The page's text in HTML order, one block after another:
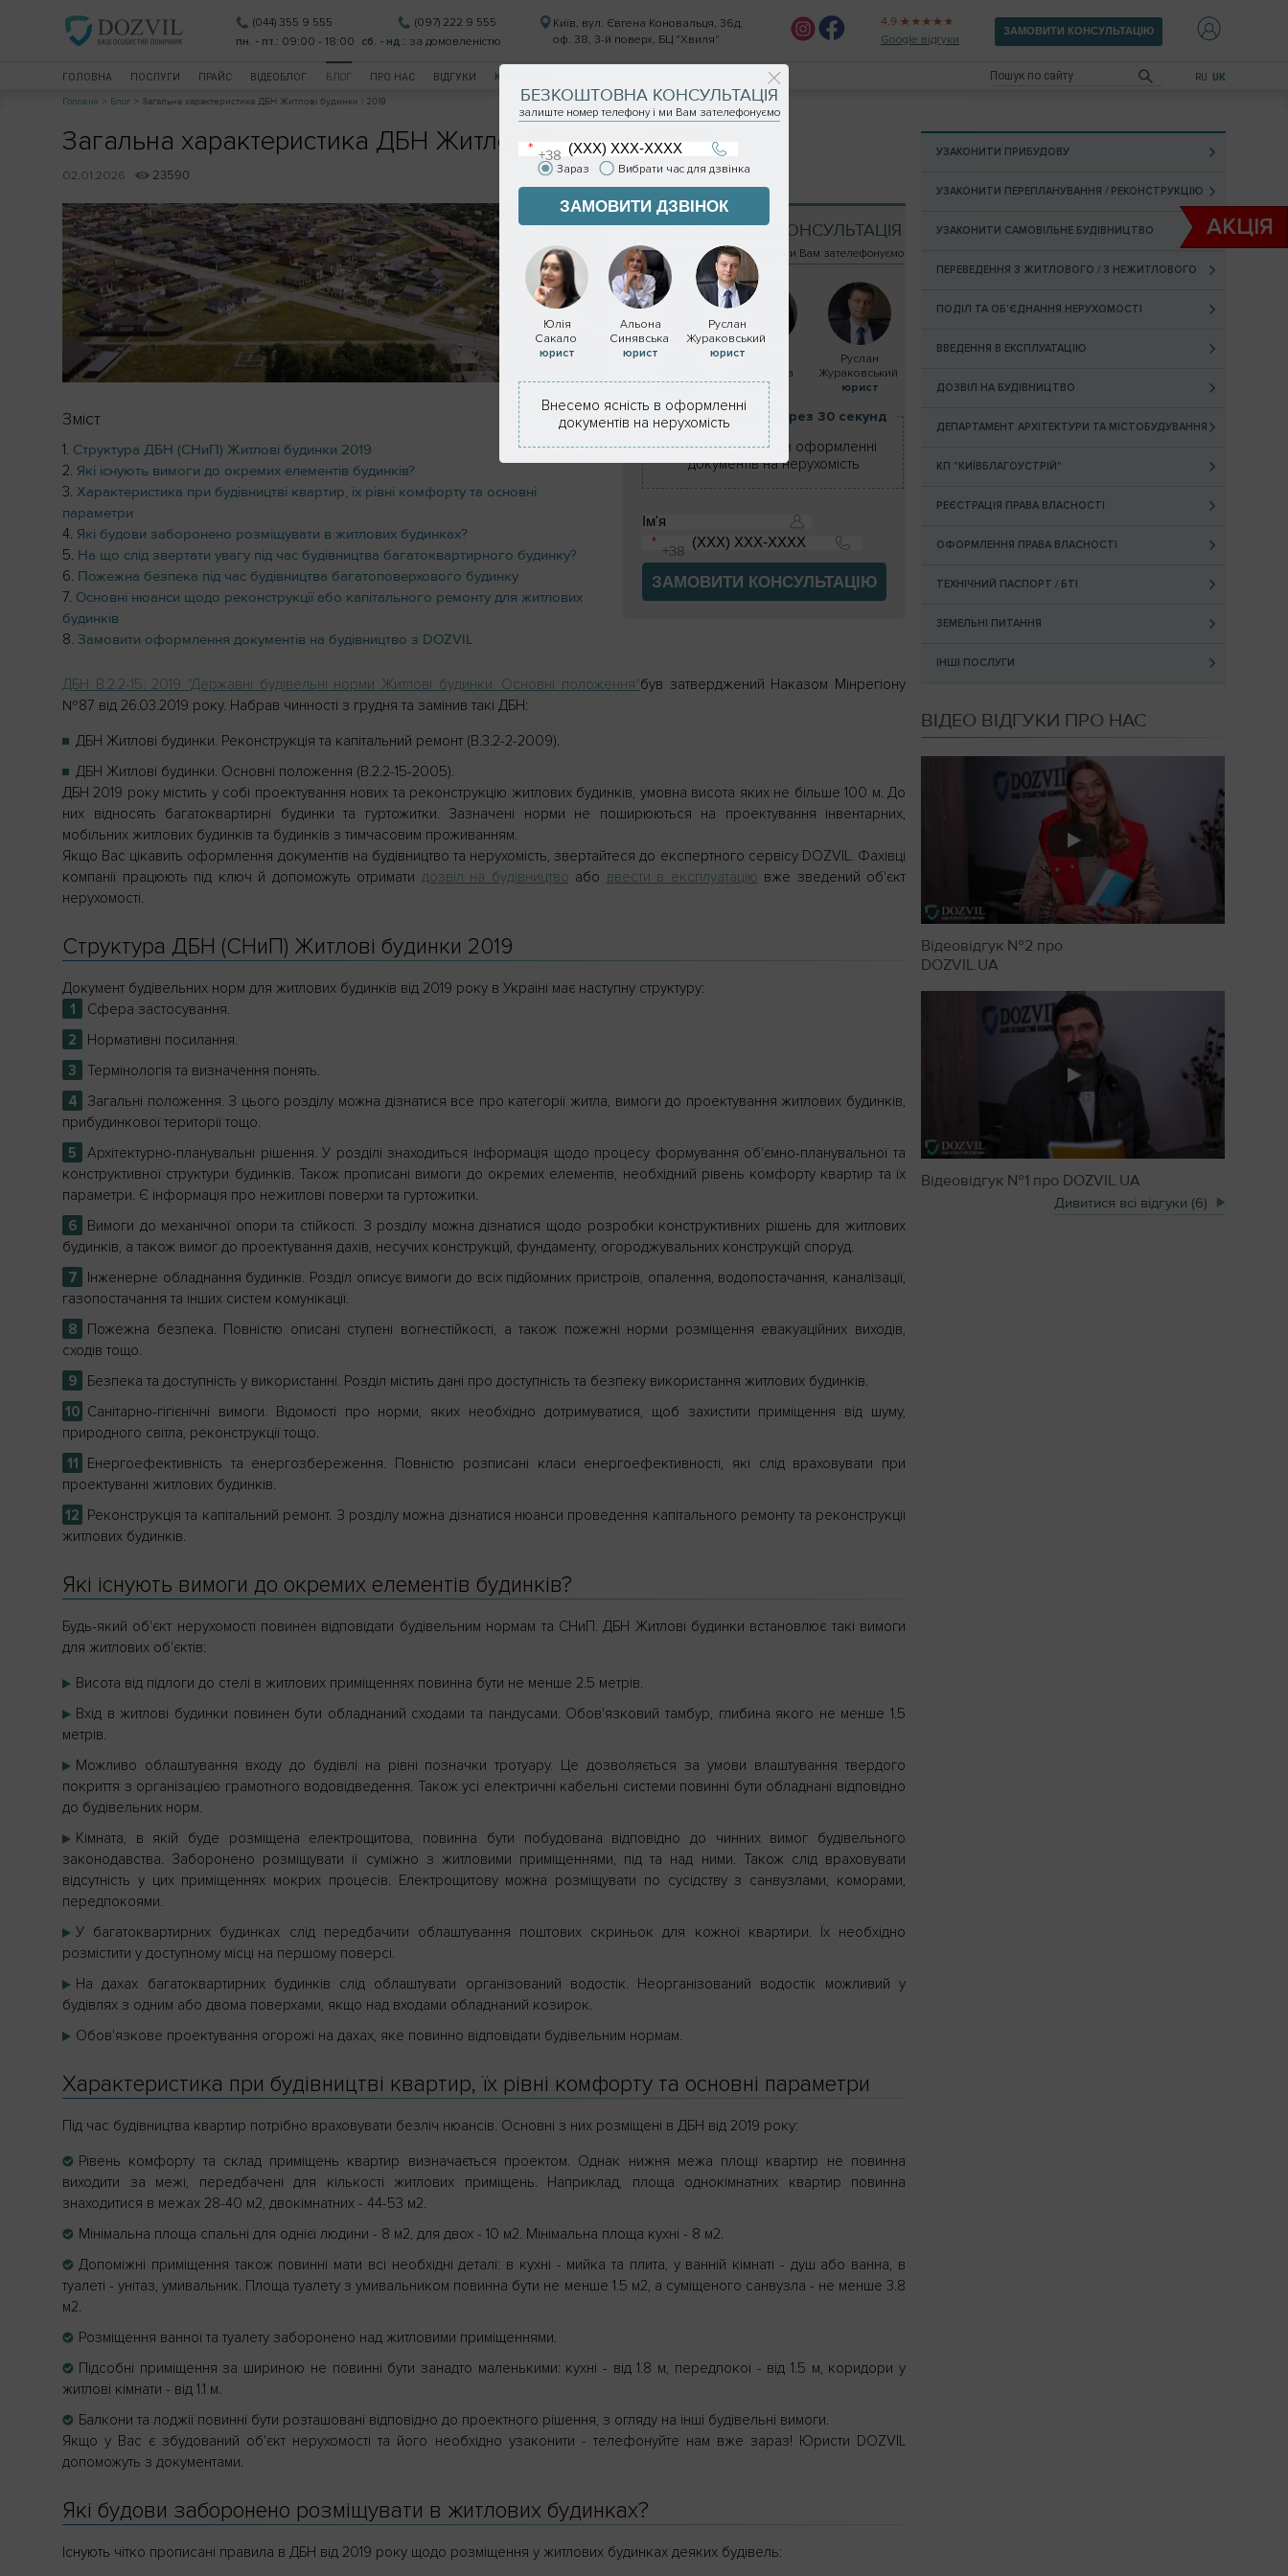
(044) 355 9 555
(097) 222 9 555
пн. - пт.: 09:00 - 18:00 сб. - нд.: за домовленістю
Київ, вул. Євгена Коновальця, 36д,
оф. 38, 3-й поверх, БЦ "Хвиля"
4,9
Google відгуки
ЗАМОВИТИ КОНСУЛЬТАЦІЮ
ГОЛОВНА ПОСЛУГИ ПРАЙС ВIДЕОБЛОГ БЛОГ ПРО НАС ВІДГУКИ КОНТАКТИ RU UK
Головна Блог Загальна характеристика ДБН Житлові будинки | 2019
Загальна характеристика ДБН Житлові будинки | 2019
02.01.2026 23590
ЗАМОВИТИ КОНСУЛЬТАЦІЮ
БЕЗКОШТОВНА КОНСУЛЬТАЦІЯ
залиште номер телефону і ми Вам зателефонуємо
Синявська
юрист
Руслан
Жураковський
юрист
Передзвонимо через 30 секунд
Внесемо ясність в оформленні
документів на нерухомість
Зміст
Структура ДБН (СНиП) Житлові будинки 2019
Які існують вимоги до окремих елементів будинків?
Характеристика при будівництві квартир, їх рівні комфорту та основні
параметри
Які будови заборонено розміщувати в житлових будинках?
На що слід звертати увагу під час будівництва багатоквартирного будинку?
Пожежна безпека під час будівництва багатоповерхового будинку
Основні нюанси щодо реконструкції або капітального ремонту для житлових
будинків
Замовити оформлення документів на будівництво з DOZVIL
ДБН В.2.2-15: 2019 "Державні будівельні норми Житлові будинки. Основні положення"був затверджений Наказом Мінрегіону
№87 від 26.03.2019 року. Набрав чинності з грудня та замінив такі ДБН:
ДБН Житлові будинки. Реконструкція та капітальний ремонт (В.3.2-2-2009).
ДБН Житлові будинки. Основні положення (В.2.2-15-2005).
ДБН 2019 року містить у собі проектування нових та реконструкцію житлових будинків, умовна висота яких не більше 100 м. До
них відносять багатоквартирні будинки та гуртожитки. Зазначені норми не поширюються на проектування інвентарних,
мобільних житлових будинків та будинків з тимчасовим проживанням.
Якщо Вас цікавить оформлення документів на будівництво та нерухомість, звертайтеся до експертного сервісу DOZVIL. Фахівці
компанії працюють під ключ й допоможуть отримати дозвіл на будівництво або ввести в експлуатацію вже зведений об'єкт
нерухомості.
Структура ДБН (СНиП) Житлові будинки 2019
Документ будівельних норм для житлових будинків від 2019 року в Україні має наступну структуру:
Сфера застосування.
Нормативні посилання.
Термінологія та визначення понять.
Загальні положення. З цього розділу можна дізнатися все про категорії житла, вимоги до проектування житлових будинків,
прибудинкової території тощо.
Архітектурно-планувальні рішення. У розділі знаходиться інформація щодо процесу формування об'ємно-планувальної та
конструктивної структури будинків. Також прописані вимоги до окремих елементів, необхідний рівень комфорту квартир та їх
параметри. Є інформація про нежитлові поверхи та гуртожитки.
Вимоги до механічної опори та стійкості. З розділу можна дізнатися щодо розробки конструктивних рішень для житлових
будинків, а також вимог до проектування дахів, несучих конструкцій, фундаменту, огороджувальних конструкцій споруд.
Інженерне обладнання будинків. Розділ описує вимоги до всіх підйомних пристроїв, опалення, водопостачання, каналізації,
газопостачання та інших систем комунікації.
Пожежна безпека. Повністю описані ступені вогнестійкості, а також пожежні норми розміщення евакуаційних виходів,
сходів тощо.
Безпека та доступність у використанні. Розділ містить дані про доступність та безпеку використання житлових будинків.
Санітарно-гігієнічні вимоги. Відомості про норми, яких необхідно дотримуватися, щоб захистити приміщення від шуму,
природного світла, реконструкції тощо.
Енергоефективність та енергозбереження. Повністю розписані класи енергоефективності, які слід враховувати при
проектуванні житлових будинків.
Реконструкція та капітальний ремонт. З розділу можна дізнатися нюанси проведення капітального ремонту та реконструкції
житлових будинків.
Які існують вимоги до окремих елементів будинків?
Будь-який об'єкт нерухомості повинен відповідати будівельним нормам та СНиП. ДБН Житлові будинки встановлює такі вимоги
для житлових об'єктів:
Висота від підлоги до стелі в житлових приміщеннях повинна бути не менше 2.5 метрів.
Вхід в житлові будинки повинен бути обладнаний сходами та пандусами. Обов'язковий тамбур, глибина якого не менше 1.5
метрів.
Можливо облаштування входу до будівлі на рівні позначки тротуару. Це дозволяється за умови влаштування твердого
покриття з організацією грамотного водовідведення. Також усі електричні кабельні системи повинні бути обладнані відповідно
до будівельних норм.
Кімната, в якій буде розміщена електрощитова, повинна бути побудована відповідно до чинних вимог будівельного
законодавства. Заборонено розміщувати її суміжно з житловими приміщеннями, під та над ними. Також слід враховувати
відсутність у цих приміщеннях мокрих процесів. Електрощитову можна розміщувати по сусідству з санвузлами, коморами,
передпокоями.
У багатоквартирних будинках слід передбачити облаштування поштових скриньок для кожної квартири. Їх необхідно
розмістити у доступному місці на першому поверсі.
На дахах багатоквартирних будинків слід облаштувати організований водостік. Неорганізований водостік можливий у
будівлях з одним або двома поверхами, якщо над входами обладнаний козирок.
Обов'язкове проектування огорожі на дахах, яке повинно відповідати будівельним нормам.
Характеристика при будівництві квартир, їх рівні комфорту та основні параметри
Під час будівництва квартир потрібно враховувати безліч нюансів. Основні з них розміщені в ДБН від 2019 року:
Рівень комфорту та склад приміщень квартир визначається проектом. Однак нижня межа площі квартир не повинна
виходити за межі, передбачені для кількості житлових приміщень. Наприклад, площа однокімнатних квартир повинна
знаходитися в межах 28-40 м2, двокімнатних - 44-53 м2.
Мінімальна площа спальні для однієї людини - 8 м2, для двох - 10 м2. Мінімальна площа кухні - 8 м2.
Допоміжні приміщення також повинні мати всі необхідні деталі: в кухні - мийка та плита, у ванній кімнаті - душ або ванна, в
туалеті - унітаз, умивальник. Площа туалету з умивальником повинна бути не менше 1.5 м2, а суміщеного санвузла - не менше 3.8
м2.
Розміщення ванної та туалету заборонено над житловими приміщеннями.
Підсобні приміщення за шириною не повинні бути занадто маленькими: кухні - від 1.8 м, передпокої - від 1.5 м, коридори у
житлові кімнати - від 1.1 м.
Балкони та лоджії повинні бути розташовані відповідно до проектного рішення, з огляду на інші будівельні вимоги.
Якщо у Вас є збудований об'єкт нерухомості та його необхідно узаконити - телефонуйте нам вже зараз! Юристи DOZVIL
допоможуть з документами.
Які будови заборонено розміщувати в житлових будинках?
Існують чітко прописані правила в ДБН від 2019 року щодо розміщення у житлових будинках деяких будівель:
УЗАКОНИТИ ПРИБУДОВУ
УЗАКОНИТИ ПЕРЕПЛАНУВАННЯ / РЕКОНСТРУКЦІЮ
УЗАКОНИТИ САМОВІЛЬНЕ БУДІВНИЦТВО
ПЕРЕВЕДЕННЯ З ЖИТЛОВОГО / З НЕЖИТЛОВОГО
ПОДІЛ ТА ОБ'ЄДНАННЯ НЕРУХОМОСТІ
ВВЕДЕННЯ В ЕКСПЛУАТАЦІЮ
ДОЗВІЛ НА БУДІВНИЦТВО
ДЕПАРТАМЕНТ АРХІТЕКТУРИ ТА МІСТОБУДУВАННЯ
КП "КИЇВБЛАГОУСТРІЙ"
РЕЄСТРАЦІЯ ПРАВА ВЛАСНОСТІ
ОФОРМЛЕННЯ ПРАВА ВЛАСНОСТІ
ТЕХНІЧНИЙ ПАСПОРТ / БТІ
ЗЕМЕЛЬНІ ПИТАННЯ
ІНШІ ПОСЛУГИ
ВІДЕО ВІДГУКИ ПРО НАС
Відеовідгук №2 про
DOZVIL.UA
Відеовідгук №1 про DOZVIL.UA
Дивитися всі відгуки (6)
АКЦIЯ
БЕЗКОШТОВНА КОНСУЛЬТАЦІЯ
залиште номер телефону і ми Вам зателефонуємо
Зараз Вибрати час для дзвінка
ЗАМОВИТИ ДЗВІНОК
Юлія
Сакало
юрист
Альона
Синявська
юрист
Руслан
Жураковський
юрист
Внесемо ясність в оформленні
документів на нерухомість